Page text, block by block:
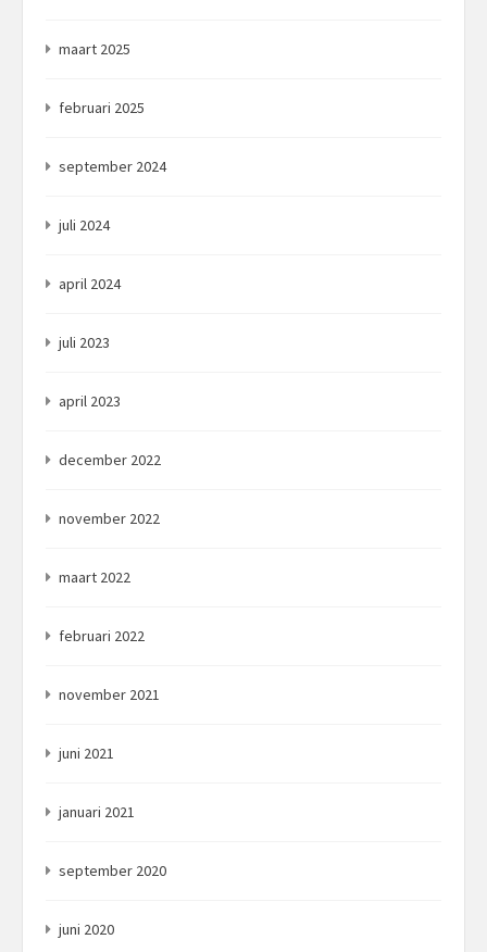
maart 2025
februari 2025
september 2024
juli 2024
april 2024
juli 2023
april 2023
december 2022
november 2022
maart 2022
februari 2022
november 2021
juni 2021
januari 2021
september 2020
juni 2020